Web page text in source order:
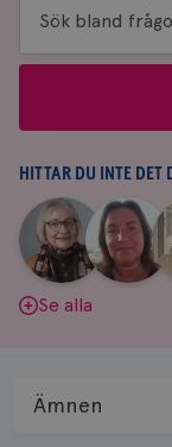
bland
&
svar
HITTAR DU INTE DET
Aina
Johnsson
|
Anne
Andersson
Se alla
Ämnen